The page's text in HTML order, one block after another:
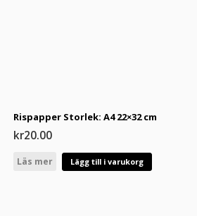
Rispapper Storlek: A4 22×32 cm
kr20.00
Läs mer Lägg till i varukorg